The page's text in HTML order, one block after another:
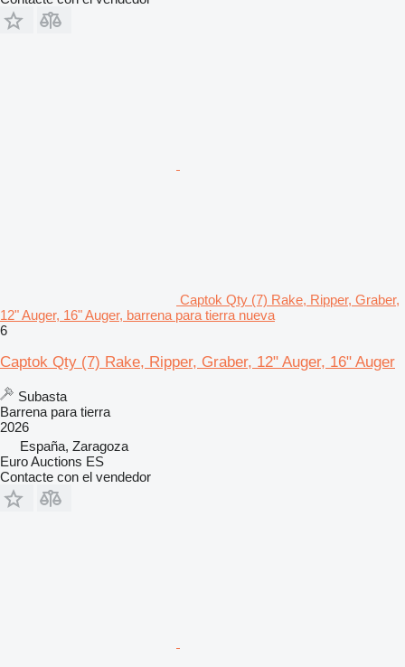
Captok Qty (7) Rake, Ripper, Graber,
12" Auger, 16" Auger, barrena para tierra nueva
6
Captok Qty (7) Rake, Ripper, Graber, 12" Auger, 16" Auger
Subasta
Barrena para tierra
2026
España, Zaragoza
Euro Auctions ES
Contacte con el vendedor